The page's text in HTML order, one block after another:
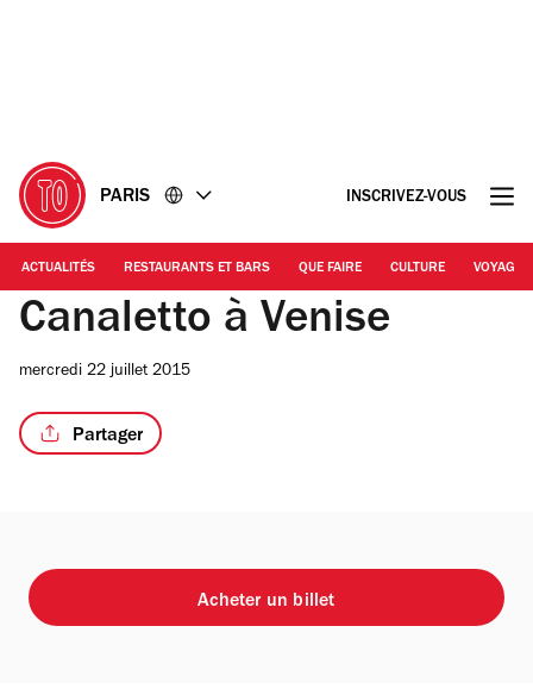
PARIS INSCRIVEZ-VOUS
ACTUALITÉS RESTAURANTS ET BARS QUE FAIRE CULTURE VOYAGE
Canaletto à Venise
mercredi 22 juillet 2015
Partager
Acheter un billet